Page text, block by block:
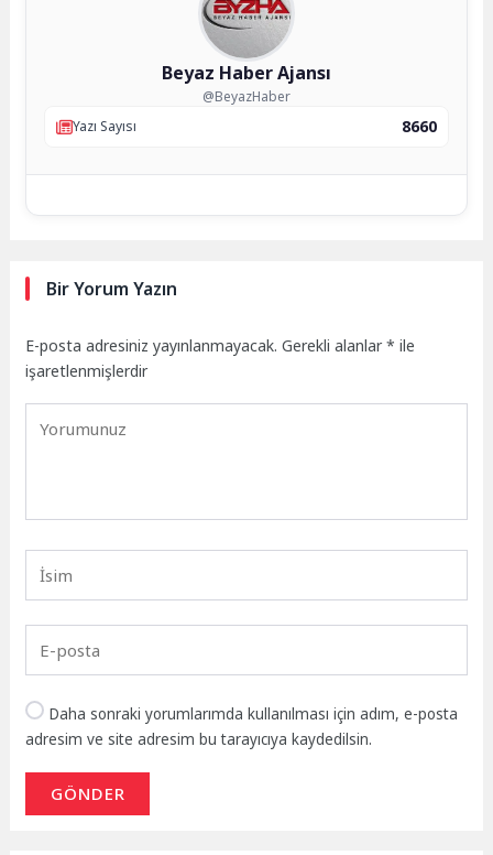
Beyaz Haber Ajansı
@BeyazHaber
Yazı Sayısı
8660
Bir Yorum Yazın
E-posta adresiniz yayınlanmayacak. Gerekli alanlar* ile
işaretlenmişlerdir
Daha sonraki yorumlarımda kullanılması için adım, e-posta
adresim ve site adresim bu tarayıcıya kaydedilsin.
GÖNDER